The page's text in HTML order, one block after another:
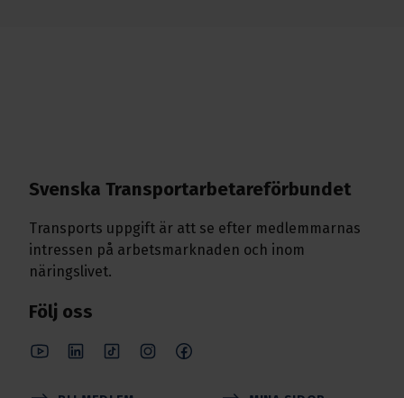
Svenska Transport­arbetare­förbundet
Transports uppgift är att se efter medlemmarnas
intressen på arbetsmarknaden och inom
näringslivet.
Följ oss